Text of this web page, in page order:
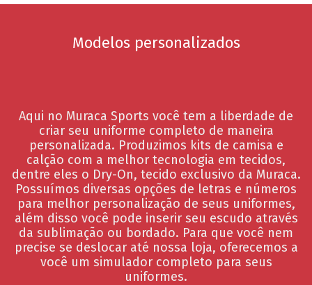
Modelos personalizados
Aqui no Muraca Sports você tem a liberdade de
criar seu uniforme completo de maneira
personalizada. Produzimos kits de camisa e
calção com a melhor tecnologia em tecidos,
dentre eles o Dry-On, tecido exclusivo da Muraca.
Possuímos diversas opções de letras e números
para melhor personalização de seus uniformes,
além disso você pode inserir seu escudo através
da sublimação ou bordado. Para que você nem
precise se deslocar até nossa loja, oferecemos a
você um simulador completo para seus
uniformes.